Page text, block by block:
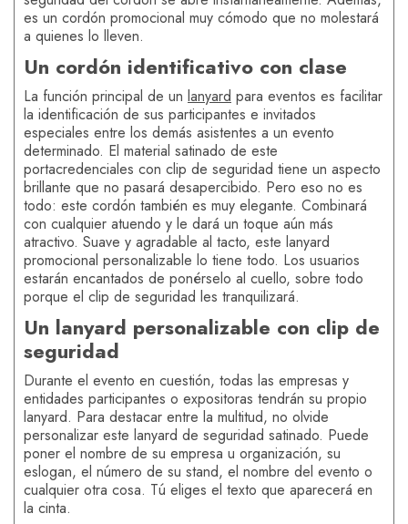
es un cordón promocional muy cómodo que no molestará
a quienes lo lleven.
Un cordón identificativo con clase
La función principal de un lanyard para eventos es facilitar
la identificación de sus participantes e invitados
especiales entre los demás asistentes a un evento
determinado. El material satinado de este
portacredenciales con clip de seguridad tiene un aspecto
brillante que no pasará desapercibido. Pero eso no es
todo: este cordón también es muy elegante. Combinará
con cualquier atuendo y le dará un toque aún más
atractivo. Suave y agradable al tacto, este lanyard
promocional personalizable lo tiene todo. Los usuarios
estarán encantados de ponérselo al cuello, sobre todo
porque el clip de seguridad les tranquilizará.
Un lanyard personalizable con clip de
seguridad
Durante el evento en cuestión, todas las empresas y
entidades participantes o expositoras tendrán su propio
lanyard. Para destacar entre la multitud, no olvide
personalizar este lanyard de seguridad satinado. Puede
poner el nombre de su empresa u organización, su
eslogan, el número de su stand, el nombre del evento o
cualquier otra cosa. Tú eliges el texto que aparecerá en
la cinta.